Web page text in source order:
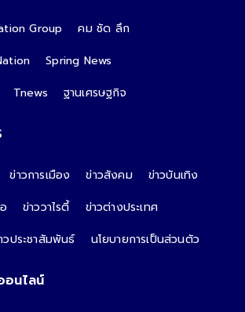
Group
คม ชัด ลึก
Spring News
Tnews ฐานเศรษฐกิจ
ข่าวการเมือง ข่าวสังคม
ข่าวบันเทิง
ข่าววาไรตี้
ข่าวต่างประเทศ
วประชาสัมพันธ์ นโยบายการเป็นส่วนตัว
นไลน์